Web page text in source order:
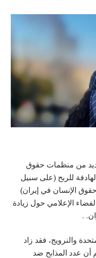
من منظمات حقوق
للربح (على سبيل
الإنسان في إيران)
الإعلامي حول زيادة
والنرويج، فقد زاد
أن عدد المذابح ضد